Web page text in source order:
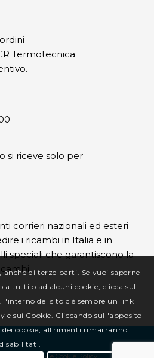
Termotecnica
si riceve solo per
corrieri nazionali ed esteri
i ricambi in Italia e in
speciali che garantiscono la
di terze parti. Se vuoi saperne
a tutti o ad alcuni cookie, clicca sul
del sito c'è sempre un link
sui Cookie. Cliccando sull'apposito
dei cookie, altrimenti rimarranno
disabilitati.